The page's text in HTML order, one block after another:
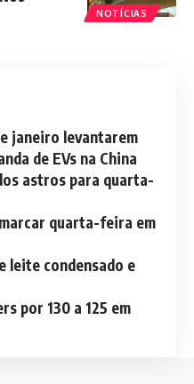
NOTÍCIAS
janeiro levantarem
de EVs na China
astros para quarta-
quarta-feira em
leite condensado e
por 130 a 125 em